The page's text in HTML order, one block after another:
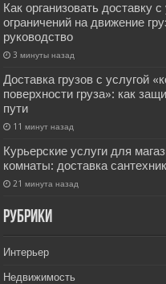
Как организовать доставку
ограничений на движение
руководство
3 минуты назад
Доставка грузов с услугой
поверхности груза»: как
пути
11 минут назад
Курьерские услуги для
комнаты: доставка
21 минута назад
РУбрики
Интерьер
Недвижимость